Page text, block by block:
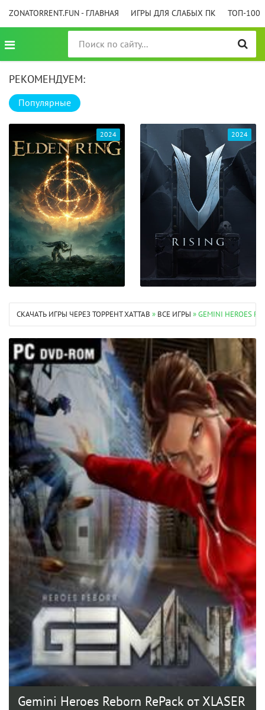
ZONATORRENT.FUN - ГЛАВНАЯ ИГРЫ ДЛЯ СЛАБЫХ ПК ТОП-100
РЕКОМЕНДУЕМ:
Популярные
2024 2024
СКАЧАТЬ ИГРЫ ЧЕРЕЗ ТОРРЕНТ XATTAB » ВСЕ ИГРЫ » GEMINI HEROES
Gemini Heroes Reborn RePack от XLASER